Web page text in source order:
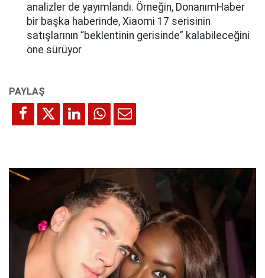
analizler de yayımlandı. Örneğin, DonanımHaber
bir başka haberinde, Xiaomi 17 serisinin
satışlarının “beklentinin gerisinde” kalabileceğini
öne sürüyor